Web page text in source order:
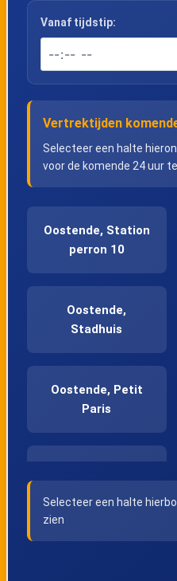
Vanaf tijdstip:
Vertrektijden
Selecteer een halte
voor de komende 24 uur te
Oostende, Station
perron 10
Oostende,
Stadhuis
Oostende, Petit
Paris
Selecteer een halte
zien